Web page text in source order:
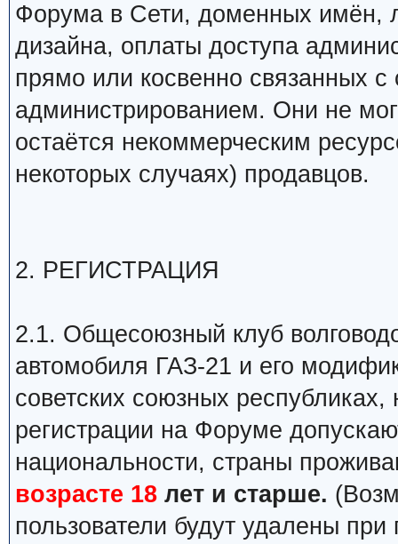
Форума в Сети, доменных имён,
дизайна, оплаты доступа
прямо или косвенно связанных
администрированием. Они не
остаётся некоммерческим
некоторых случаях) продавцов.
2. РЕГИСТРАЦИЯ
2.1. Общесоюзный клуб
автомобиля ГАЗ-21 и его
советских союзных
регистрации на Форуме
национальности, страны
возрасте 18лет и старше.
пользователи будут удалены